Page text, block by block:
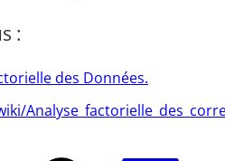
:
des Données.